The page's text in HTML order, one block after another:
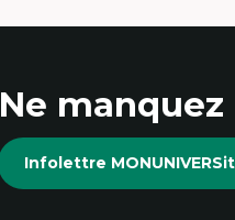
Ne
Infolettre